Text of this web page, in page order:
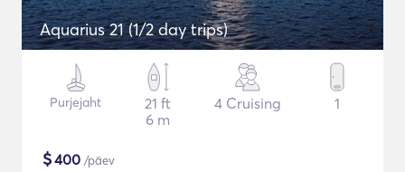
Aquarius 21 (1/2 day trips)
Purjejaht
21 ft
6 m
4 Cruising 1
$400 /päev